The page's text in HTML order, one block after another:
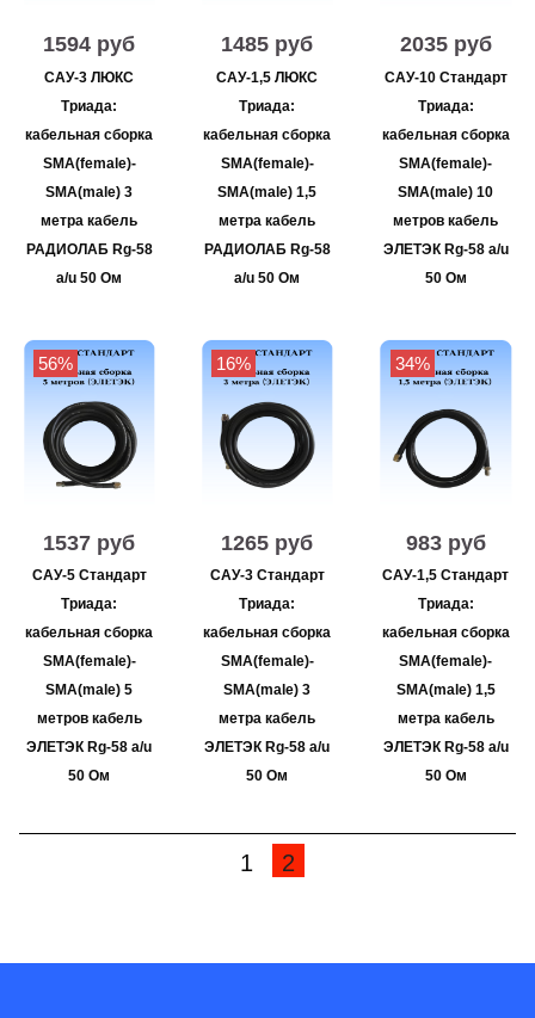
1594 руб
САУ-3 ЛЮКС
Триада:
кабельная сборка
SMA(female)-
SMA(male) 3
метра кабель
РАДИОЛАБ Rg-58
a/u 50 Ом
1485 руб
САУ-1,5 ЛЮКС
Триада:
кабельная сборка
SMA(female)-
SMA(male) 1,5
метра кабель
РАДИОЛАБ Rg-58
a/u 50 Ом
2035 руб
САУ-10 Стандарт
Триада:
кабельная сборка
SMA(female)-
SMA(male) 10
метров кабель
ЭЛЕТЭК Rg-58 a/u
50 Ом
56%
1537 руб
САУ-5 Стандарт
Триада:
кабельная сборка
SMA(female)-
SMA(male) 5
метров кабель
ЭЛЕТЭК Rg-58 a/u
50 Ом
16%
1265 руб
САУ-3 Стандарт
Триада:
кабельная сборка
SMA(female)-
SMA(male) 3
метра кабель
ЭЛЕТЭК Rg-58 a/u
50 Ом
34%
983 руб
САУ-1,5 Стандарт
Триада:
кабельная сборка
SMA(female)-
SMA(male) 1,5
метра кабель
ЭЛЕТЭК Rg-58 a/u
50 Ом
1 2